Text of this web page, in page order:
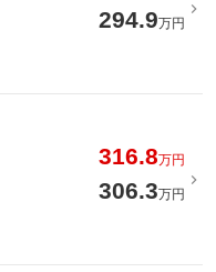
294.9万円
316.8万円
306.3万円